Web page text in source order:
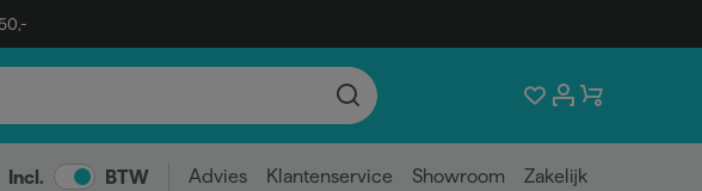
Incl. BTW Advies Klantenservice Showroom Zakelijk